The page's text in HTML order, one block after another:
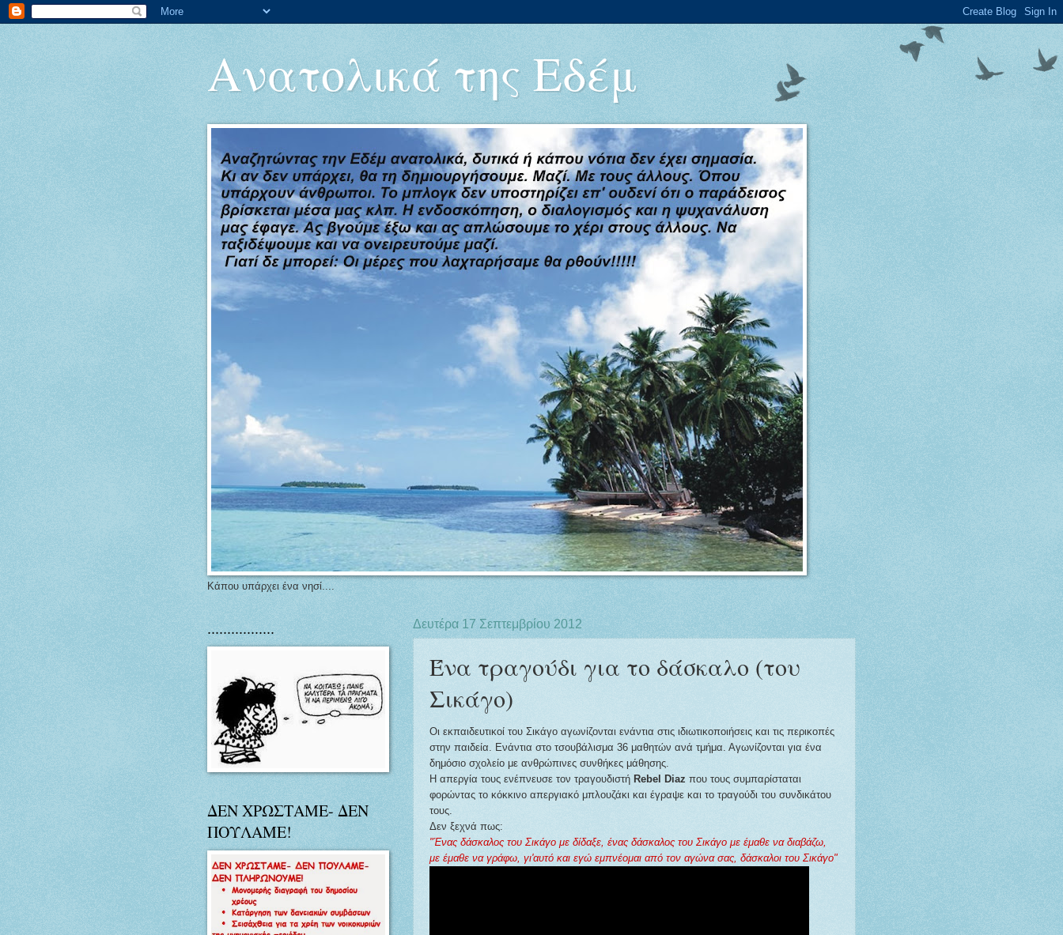
Ανατολικά της Εδέμ
Κάπου υπάρχει ένα νησί....
Δευτέρα 17 Σεπτεμβρίου 2012
Ένα τραγούδι για το δάσκαλο (του
Σικάγο)
Οι εκπαιδευτικοί του Σικάγο αγωνίζονται ενάντια στις ιδιωτικοποιήσεις και τις περικοπές
στην παιδεία. Ενάντια στο τσουβάλισμα 36 μαθητών ανά τμήμα. Αγωνίζονται για ένα
δημόσιο σχολείο με ανθρώπινες συνθήκες μάθησης.
Η απεργία τους ενέπνευσε τον τραγουδιστή Rebel Diaz που τους συμπαρίσταται
φορώντας το κόκκινο απεργιακό μπλουζάκι και έγραψε και το τραγούδι του συνδικάτου
τους.
Δεν ξεχνά πως:
"Ένας δάσκαλος του Σικάγο με δίδαξε, ένας δάσκαλος του Σικάγο με έμαθε να διαβάζω,
με έμαθε να γράφω, γι'αυτό και εγώ εμπνέομαι από τον αγώνα σας, δάσκαλοι του Σικάγο"
.................
ΔΕΝ ΧΡΩΣΤΑΜΕ- ΔΕΝ
ΠΟΥΛΑΜΕ!